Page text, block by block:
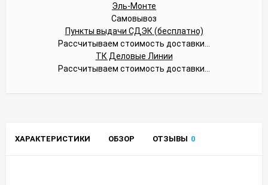
Эль-Монте
Самовывоз
Пункты выдачи СДЭК (бесплатно)
Рассчитываем стоимость доставки...
ТК Деловые Линии
Рассчитываем стоимость доставки...
ХАРАКТЕРИСТИКИ ОБЗОР ОТЗЫВЫ 0